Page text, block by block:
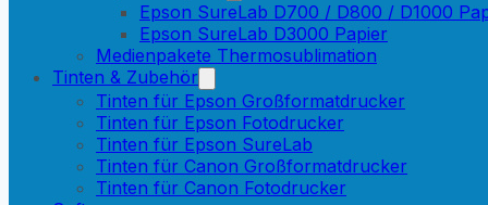
Epson SureLab D700 / D800 / D1000
Epson SureLab D3000 Papier
Medienpakete Thermosublimation
Tinten & Zubehör
Tinten für Epson Großformatdrucker
Tinten für Epson Fotodrucker
Tinten für Epson SureLab
Tinten für Canon Großformatdrucker
Tinten für Canon Fotodrucker